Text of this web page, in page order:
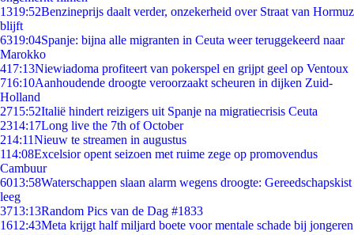
1319:52Benzineprijs daalt verder, onzekerheid over Straat van Hormuz
blijft
6319:04Spanje: bijna alle migranten in Ceuta weer teruggekeerd naar
Marokko
417:13Niewiadoma profiteert van pokerspel en grijpt geel op Ventoux
716:10Aanhoudende droogte veroorzaakt scheuren in dijken Zuid-
Holland
2715:52Italië hindert reizigers uit Spanje na migratiecrisis Ceuta
2314:17Long live the 7th of October
214:11Nieuw te streamen in augustus
114:08Excelsior opent seizoen met ruime zege op promovendus
Cambuur
6013:58Waterschappen slaan alarm wegens droogte: Gereedschapskist
leeg
3713:13Random Pics van de Dag #1833
1612:43Meta krijgt half miljard boete voor mentale schade bij jongeren